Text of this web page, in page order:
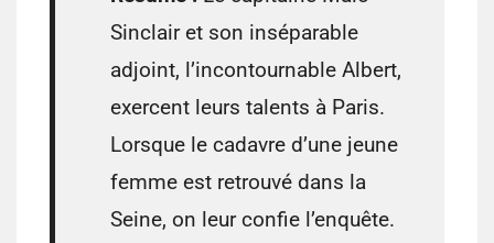
Sinclair et son inséparable
adjoint, l’incontournable Albert,
exercent leurs talents à Paris.
Lorsque le cadavre d’une jeune
femme est retrouvé dans la
Seine, on leur confie l’enquête.